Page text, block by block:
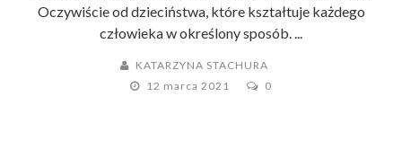
Oczywiście od dzieciństwa, które kształtuje każdego
człowieka w określony sposób. ...
KATARZYNA STACHURA
12 marca 2021
0